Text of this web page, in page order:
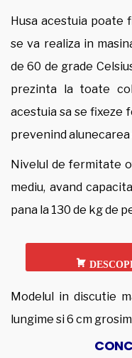
Husa acestuia poate
se va realiza in
de 60 de grade
prezinta la toate
acestuia sa se fixeze
prevenind
Nivelul de fermitate
mediu, avand
pana la 130 de kg de
Modelul in discutie
lungime si 6 cm